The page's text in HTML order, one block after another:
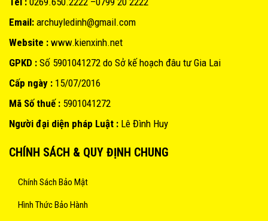
Email: archuyledinh@gmail.com
Website : www.kienxinh.net
GPKD : Số 5901041272 do Sở kế hoạch đâu tư Gia Lai
Cấp ngày : 15/07/2016
Mã Số thuế : 5901041272
Người đại diện pháp Luật : Lê Đình Huy
CHÍNH SÁCH & QUY ĐỊNH CHUNG
Chính Sách Bảo Mật
Hình Thức Bảo Hành